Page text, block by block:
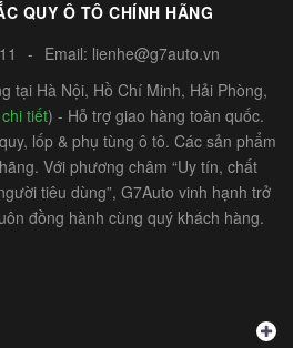
QUY Ô TÔ CHÍNH HÃNG
- Email: lienhe@g7auto.vn
tại Hà Nội, Hồ Chí Minh, Hải Phòng,
tiết) - Hỗ trợ giao hàng toàn quốc.
lốp & phụ tùng ô tô. Các sản phẩm
Với phương châm “Uy tín, chất
tiêu dùng”, G7Auto vinh hạnh trở
đồng hành cùng quý khách hàng.